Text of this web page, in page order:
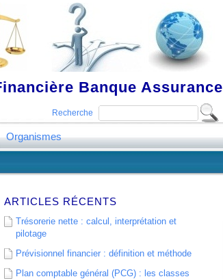
Banque Assurance
Recherche
Organismes
ARTICLES RÉCENTS
Trésorerie nette : calcul, interprétation et
pilotage
Prévisionnel financier : définition et méthode
Plan comptable général (PCG) : les classes